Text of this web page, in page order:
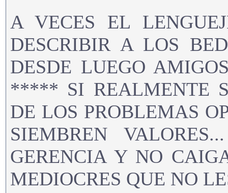
A VECES EL
DESCRIBIR A LOS
DESDE LUEGO
***** SI REALMENTE
DE LOS PROBLEMAS
SIEMBREN
GERENCIA Y NO
MEDIOCRES QUE NO